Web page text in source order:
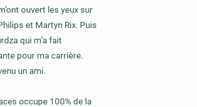
ouvert les yeux sur
et Martyn Rix. Puis
qui m’a fait
pour ma carrière.
un ami.
occupe 100% de la